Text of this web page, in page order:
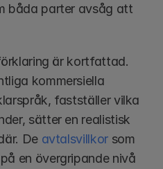
båda parter avsåg att
är kortfattad.
kommersiella
fastställer vilka
sätter en realistisk
De avtalsvillkor som
en övergripande nivå